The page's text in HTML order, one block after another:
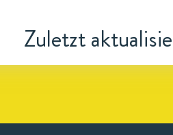
Zuletzt